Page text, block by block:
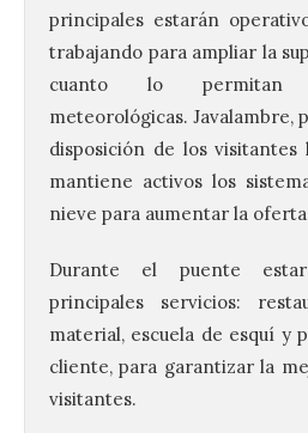
principales estarán
trabajando para ampliar la
cuanto lo permitan
meteorológicas. Javalambre,
disposición de los
mantiene activos los
nieve para aumentar la
Durante el puente
principales servicios:
material, escuela de esquí y
cliente, para garantizar la
visitantes.